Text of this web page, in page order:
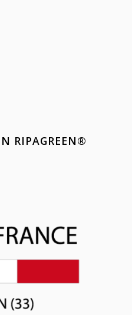
RIPAGREEN®